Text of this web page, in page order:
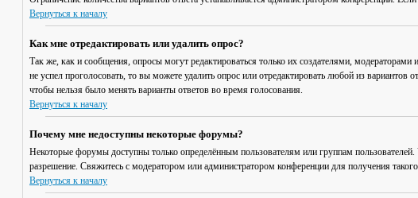
Вернуться к началу
Как мне отредактировать или удалить опрос?
Так же, как и сообщения, опросы могут редактироваться только их создателями,
не успел проголосовать, то вы можете удалить опрос или отредактировать любой из
чтобы нельзя было менять варианты ответов во время голосования.
Вернуться к началу
Почему мне недоступны некоторые форумы?
Некоторые форумы доступны только определённым пользователям или группам
разрешение. Свяжитесь с модератором или администратором конференции для получения
Вернуться к началу